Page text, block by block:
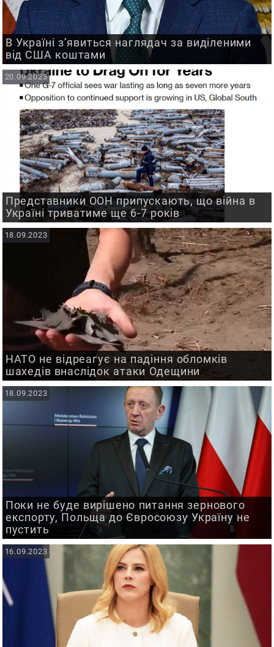
В Україні з’явиться наглядач за виділеними
від США коштами
Представники ООН припускають, що війна в
Україні триватиме ще 6-7 років
20.09.2023
НАТО не відреагує на падіння обломків
шахедів внаслідок атаки Одещини
18.09.2023
Поки не буде вирішено питання зернового
експорту, Польща до Євросоюзу Україну не
пустить
18.09.2023
16.09.2023